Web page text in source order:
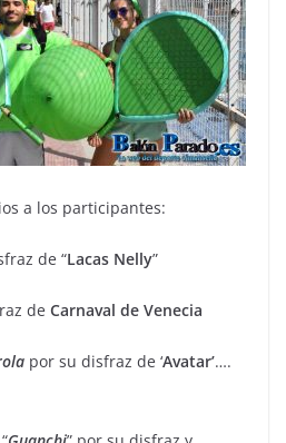
a los participantes:
de “Lacas Nelly”
de Carnaval de Venecia
por su disfraz de ‘Avatar’….